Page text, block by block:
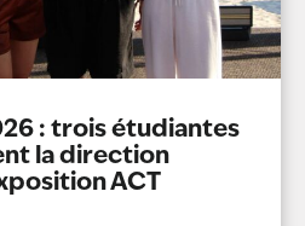
: trois étudiantes
la direction
ACT